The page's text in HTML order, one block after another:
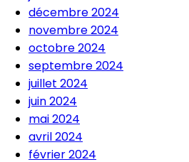
décembre 2024
novembre 2024
octobre 2024
septembre 2024
juillet 2024
juin 2024
mai 2024
avril 2024
février 2024